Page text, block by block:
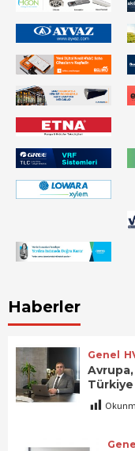
Haberler
Genel
Türkiye
Genel